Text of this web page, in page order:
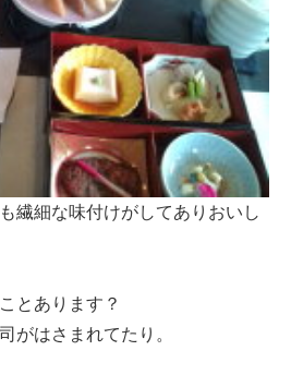
繊細な味付けがしてありおいし
とあります？
がはさまれてたり。